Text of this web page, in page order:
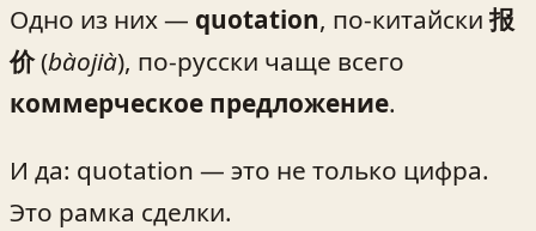
Одно из них — quotation, по-китайски报
价(bàojià), по-русски чаще всего
коммерческое предложение.
И да: quotation — это не только цифра.
Это рамка сделки.